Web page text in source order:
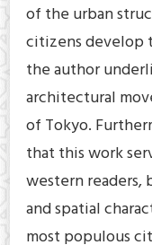
of the urban
citizens develop
the author
architectural
of Tokyo.
that this work
western readers,
and spatial
most populous